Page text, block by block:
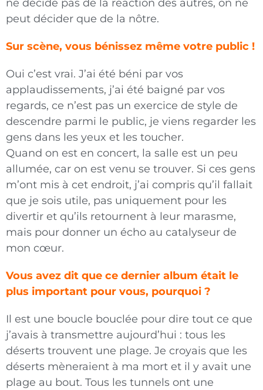
ne décide pas de la réaction des autres, on ne
peut décider que de la nôtre.
Sur scène, vous bénissez même votre public !
Oui c’est vrai. J’ai été béni par vos
applaudissements, j’ai été baigné par vos
regards, ce n’est pas un exercice de style de
descendre parmi le public, je viens regarder les
gens dans les yeux et les toucher.
Quand on est en concert, la salle est un peu
allumée, car on est venu se trouver. Si ces gens
m’ont mis à cet endroit, j’ai compris qu’il fallait
que je sois utile, pas uniquement pour les
divertir et qu’ils retournent à leur marasme,
mais pour donner un écho au catalyseur de
mon cœur.
Vous avez dit que ce dernier album était le
plus important pour vous, pourquoi ?
Il est une boucle bouclée pour dire tout ce que
j’avais à transmettre aujourd’hui : tous les
déserts trouvent une plage. Je croyais que les
déserts mèneraient à ma mort et il y avait une
plage au bout. Tous les tunnels ont une